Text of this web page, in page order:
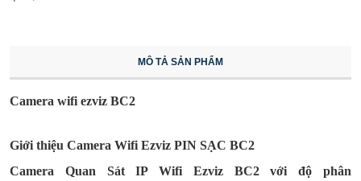
MÔ TẢ SẢN PHẨM
Camera wifi ezviz BC2
Giới thiệu Camera Wifi Ezviz PIN SẠC BC2
Camera Quan Sát IP Wifi EzvizBC2 với độ phân